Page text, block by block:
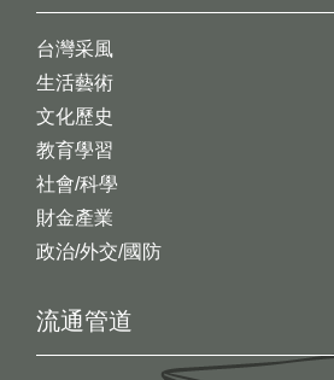
台灣采風
生活藝術
文化歷史
教育學習
社會/科學
財金產業
政治/外交/國防
流通管道